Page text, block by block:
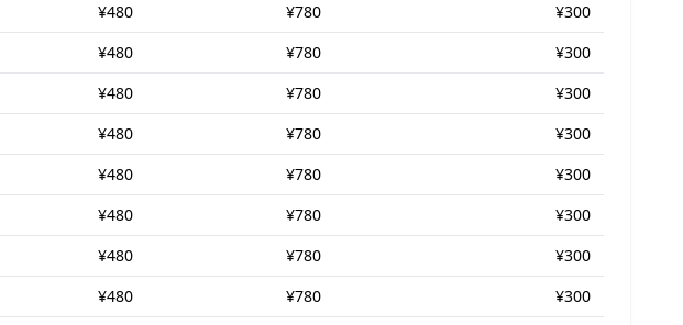
¥480 ¥780
¥300
¥480 ¥780
¥300
¥480 ¥780
¥300
¥480 ¥780
¥300
¥480 ¥780
¥300
¥480 ¥780
¥300
¥480 ¥780
¥300
¥480 ¥780
¥300